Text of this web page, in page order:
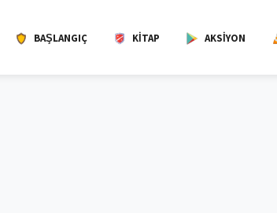
BAŞLANGIÇ KITAP AKSIYON